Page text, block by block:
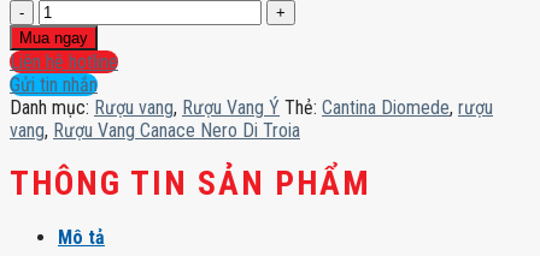
Rượu
Vang
Canace
Nero
Di
Troia
số
lượng
Mua ngay
Liên hệ hotline
Gửi tin nhắn
Danh mục: Rượu vang, Rượu Vang Ý Thẻ: Cantina Diomede, rượu
vang, Rượu Vang Canace Nero Di Troia
THÔNG TIN SẢN PHẨM
Mô tả